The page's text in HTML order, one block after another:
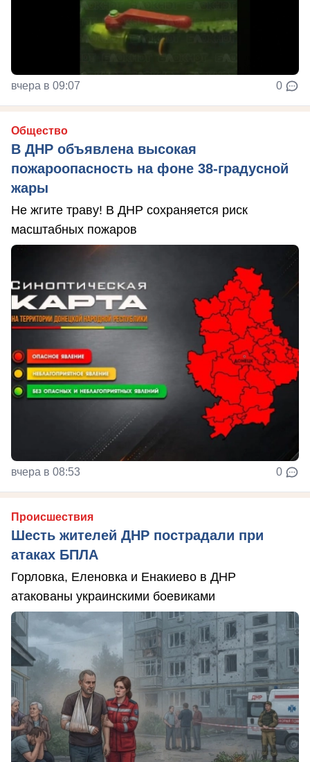
вчера в 09:07 0
Общество
В ДНР объявлена высокая
пожароопасность на фоне 38-градусной
жары
Не жгите траву! В ДНР сохраняется риск
масштабных пожаров
вчера в 08:53 0
Происшествия
Шесть жителей ДНР пострадали при
атаках БПЛА
Горловка, Еленовка и Енакиево в ДНР
атакованы украинскими боевиками